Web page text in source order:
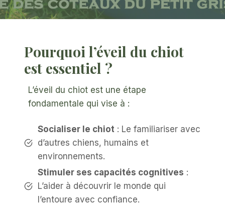
Pourquoi l’éveil du chiot
est essentiel ?
L’éveil du chiot est une étape
fondamentale qui vise à :
Socialiser le chiot : Le familiariser avec
d’autres chiens, humains et
environnements.
Stimuler ses capacités cognitives :
L’aider à découvrir le monde qui
l’entoure avec confiance.